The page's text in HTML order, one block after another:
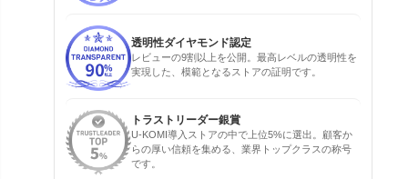
透明性ダイヤモンド認定
レビューの9割以上を公開。最高レベルの透明性を
実現した、模範となるストアの証明です。
トラストリーダー銀賞
U-KOMI導入ストアの中で上位5%に選出。顧客か
らの厚い信頼を集める、業界トップクラスの称号
です。